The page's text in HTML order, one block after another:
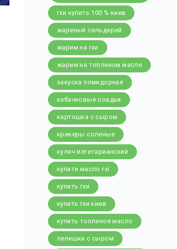
гхи купить 100 % киев
жареный сельдерей
жарим на гхи
жарим на топленом масле
закуска помидорная
кабачковые оладьи
картошка с сыром
крекеры соленые
кулич вегетарианский
купити масло гхі
купить гхи
купить гхи киев
купить топленое масло
лепешки с сыром